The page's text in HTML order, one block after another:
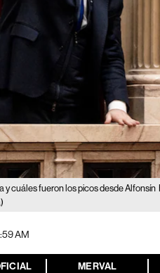
y cuáles fueron los picos desde Alfonsín
AM
MERVAL